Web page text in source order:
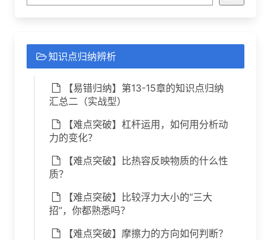
知识点归纳辨析
【易错归纳】第13-15章的知识点归纳
汇总二（实战型）
【难点突破】杠杆运用，如何用分析动
力的变化？
【难点突破】比热容反映物质的什么性
质？
【难点突破】比较浮力大小的“三大
招”，你都熟悉吗？
【难点突破】摩擦力的方向如何判断？